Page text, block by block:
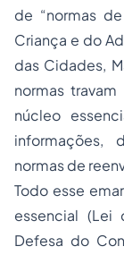
de “normas
Criança e do
das Cidades,
normas
núcleo
informações,
normas de
Todo esse
essencial
Defesa do